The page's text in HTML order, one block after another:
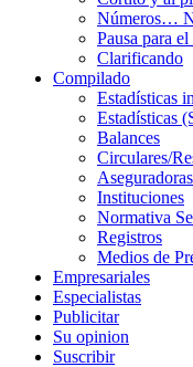
Números…
Pausa para
Clarificando
Compilado
Estadísticas
Estadísticas
Balances
Circulares/
Aseguradoras
Instituciones
Normativa
Registros
Medios de
Empresariales
Especialistas
Publicitar
Su opinion
Suscribir